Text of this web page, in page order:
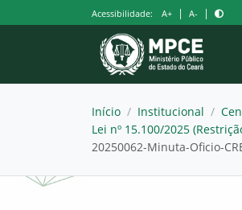
para
Acessibilidade: A+ | A- |
Início / Institucional /
Lei nº 15.100/2025
20250062-Minuta-Oficio-